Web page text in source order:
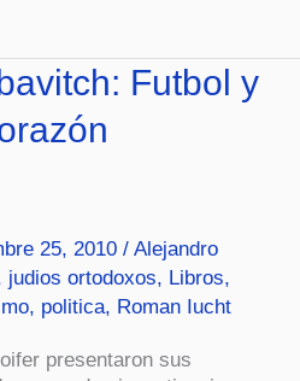
Futbol y
25, 2010 / Alejandro
judios ortodoxos, Libros,
, politica, Roman Iucht
presentaron sus